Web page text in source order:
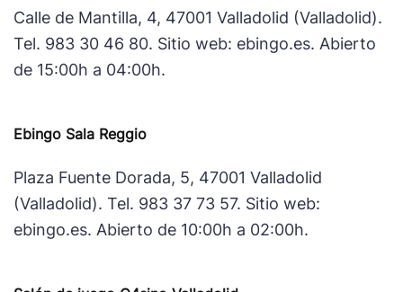
Calle de Mantilla, 4, 47001 Valladolid (Valladolid).
Tel. 983 30 46 80. Sitio web: ebingo.es. Abierto
de 15:00h a 04:00h.
Ebingo Sala Reggio
Plaza Fuente Dorada, 5, 47001 Valladolid
(Valladolid). Tel. 983 37 73 57. Sitio web:
ebingo.es. Abierto de 10:00h a 02:00h.